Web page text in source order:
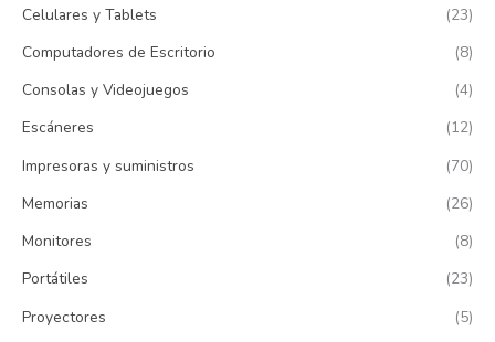
:Celulares y Tablets
(23)
Computadores de Escritorio
(8)
Consolas y Videojuegos
(4)
Escáneres
(12)
Impresoras y suministros
(70)
Memorias
(26)
Monitores
(8)
Portátiles
(23)
Proyectores
(5)